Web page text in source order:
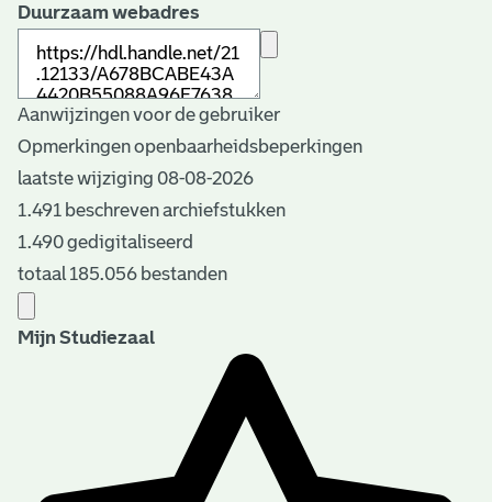
Duurzaam webadres
Aanwijzingen voor de gebruiker
Opmerkingen openbaarheidsbeperkingen
laatste wijziging 08-08-2026
1.491 beschreven archiefstukken
1.490 gedigitaliseerd
totaal 185.056 bestanden
Mijn Studiezaal